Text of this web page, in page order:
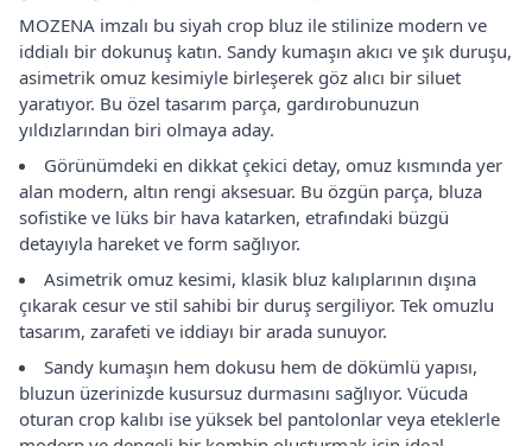
MOZENA imzalı bu siyah crop bluz ile stilinize modern ve
iddialı bir dokunuş katın. Sandy kumaşın akıcı ve şık duruşu,
asimetrik omuz kesimiyle birleşerek göz alıcı bir siluet
yaratıyor. Bu özel tasarım parça, gardırobunuzun
yıldızlarından biri olmaya aday.
Görünümdeki en dikkat çekici detay, omuz kısmında yer
alan modern, altın rengi aksesuar. Bu özgün parça, bluza
sofistike ve lüks bir hava katarken, etrafındaki büzgü
detayıyla hareket ve form sağlıyor.
Asimetrik omuz kesimi, klasik bluz kalıplarının dışına
çıkarak cesur ve stil sahibi bir duruş sergiliyor. Tek omuzlu
tasarım, zarafeti ve iddiayı bir arada sunuyor.
Sandy kumaşın hem dokusu hem de dökümlü yapısı,
bluzun üzerinizde kusursuz durmasını sağlıyor. Vücuda
oturan crop kalıbı ise yüksek bel pantolonlar veya eteklerle